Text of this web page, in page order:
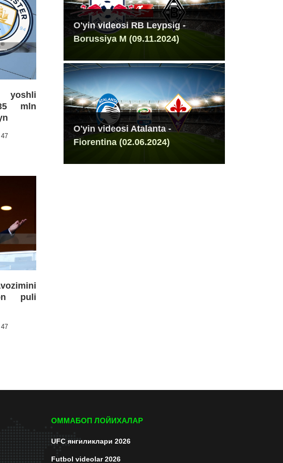
mln
47
puli
47
O'yin videosi RB Leypsig -
Borussiya M (09.11.2024)
O'yin videosi Atalanta -
Fiorentina (02.06.2024)
ОММАБОП ЛОЙИХАЛАР
UFC янгиликлари 2026
Futbol videolar 2026